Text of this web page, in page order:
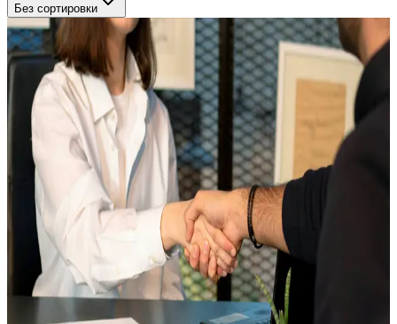
Без сортировки
Медиация
Медиация (профессиональный курс)
Краткое содержание программы включает рассмотрение
вопросов, связанных с новыми профессиональными
компетенциями в рамках программы дополнительной
профессиональной подготовки «Медиация. Базовый курс»:
особенности профессиональной деятельности медиатора;
особенности процедуры медиации; применение медиативного
подхода при разрешении конфликтных ситуаций в различных
сферах.
В результате обучения будут сформированы
профессиональные навыки специалиста в области медиации,
в соответствии с профессиональным стандартом «Специалист
в области медиации (медиатор)»